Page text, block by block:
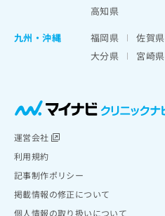
高知県
九州・沖縄
福岡県 佐賀県
大分県
宮崎県
運営会社
利用規約
記事制作ポリシー
掲載情報の修正について
個人情報の取り扱いについて